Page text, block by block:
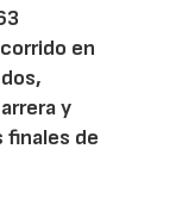
en
y
finales de